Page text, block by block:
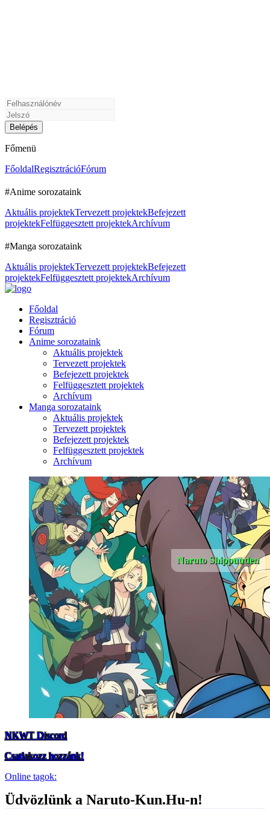
Főmenü
FőoldalRegisztrációFórum
#Anime sorozataink
Aktuális projektekTervezett projektekBefejezett
projektekFelfüggesztett projektekArchívum
#Manga sorozataink
Aktuális projektekTervezett projektekBefejezett
projektekFelfüggesztett projektekArchívum
Főoldal
Regisztráció
Fórum
Anime sorozataink
Aktuális projektek
Tervezett projektek
Befejezett projektek
Felfüggesztett projektek
Archívum
Manga sorozataink
Aktuális projektek
Tervezett projektek
Befejezett projektek
Felfüggesztett projektek
Archívum
Naruto Shippuuden
NKWT Discord
Csatlakozz hozzánk!
Online tagok:
Üdvözlünk a Naruto-Kun.Hu-n!